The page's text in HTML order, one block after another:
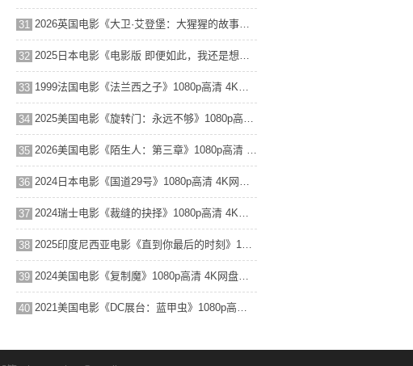
31 2026英国电影《大卫·艾登堡：大猩猩的故事》1080p高清 4K网盘迅雷下载
32 2025日本电影《电影版 即便如此，我还是想和妻子做》1080p高清 4K网盘迅雷下载
33 1999法国电影《法兰西之子》1080p高清 4K网盘迅雷下载
34 2025美国电影《旋转门：永远不够》1080p高清 4K网盘迅雷下载
35 2026美国电影《陌生人：第三章》1080p高清 4K网盘迅雷下载
36 2024日本电影《国道29号》1080p高清 4K网盘迅雷下载
37 2024瑞士电影《裁缝的抉择》1080p高清 4K网盘迅雷下载
38 2025印度尼西亚电影《直到你最后的时刻》1080p高清 4K网盘迅雷下载
39 2024美国电影《复制魔》1080p高清 4K网盘迅雷下载
40 2021美国电影《DC展台：蓝甲虫》1080p高清 4K网盘迅雷下载